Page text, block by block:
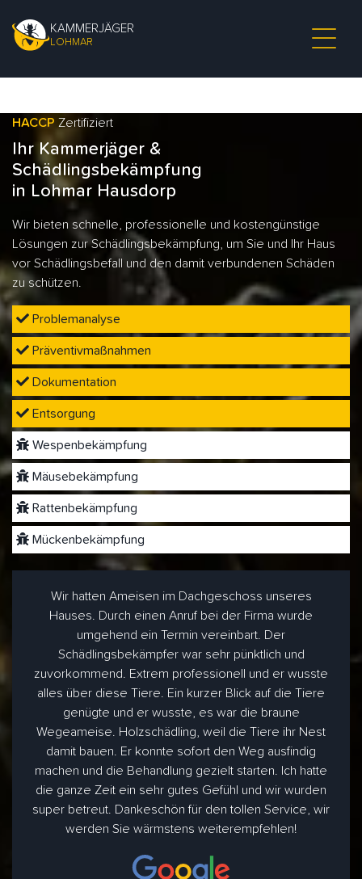
KAMMERJÄGER
LOHMAR
HACCP Zertifiziert
Ihr Kammerjäger &
Schädlingsbekämpfung
in Lohmar Hausdorp
Wir bieten schnelle, professionelle und kostengünstige
Lösungen zur Schädlingsbekämpfung, um Sie und Ihr Haus
vor Schädlingsbefall und den damit verbundenen Schäden
zu schützen.
Problemanalyse
Präventivmaßnahmen
Dokumentation
Entsorgung
Wespenbekämpfung
Mäusebekämpfung
Rattenbekämpfung
Mückenbekämpfung
Wir hatten Ameisen im Dachgeschoss unseres
Hauses. Durch einen Anruf bei der Firma wurde
umgehend ein Termin vereinbart. Der
Schädlingsbekämpfer war sehr pünktlich und
zuvorkommend. Extrem professionell und er wusste
alles über diese Tiere. Ein kurzer Blick auf die Tiere
genügte und er wusste, es war die braune
Wegeameise. Holzschädling, weil die Tiere ihr Nest
damit bauen. Er konnte sofort den Weg ausfindig
machen und die Behandlung gezielt starten. Ich hatte
die ganze Zeit ein sehr gutes Gefühl und wir wurden
super betreut. Dankeschön für den tollen Service, wir
werden Sie wärmstens weiterempfehlen!